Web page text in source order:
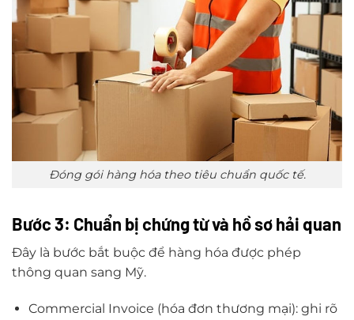
Đóng gói hàng hóa theo tiêu chuẩn quốc tế.
Bước 3: Chuẩn bị chứng từ và hồ sơ hải quan
Đây là bước bắt buộc để hàng hóa được phép
thông quan sang Mỹ.
Commercial Invoice (hóa đơn thương mại): ghi rõ